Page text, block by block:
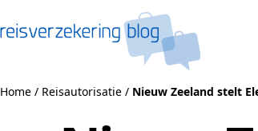
Home / Reisautorisatie / Nieuw Zeeland stelt